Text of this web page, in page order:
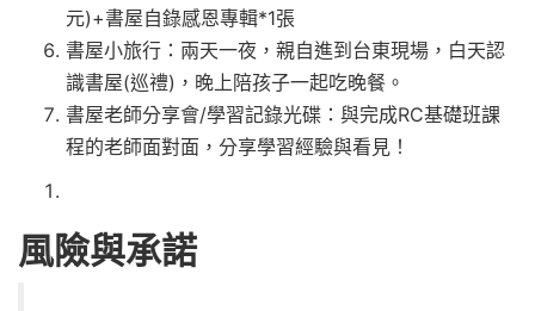
元)+書屋自錄感恩專輯*1張
書屋小旅行：兩天一夜，親自進到台東現場，白天認
識書屋(巡禮)，晚上陪孩子一起吃晚餐。
書屋老師分享會/學習記錄光碟：與完成RC基礎班課
程的老師面對面，分享學習經驗與看見！
風險與承諾